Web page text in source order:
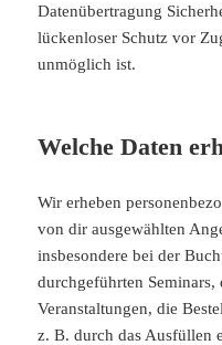
Datenübertragung
lückenloser Schutz vor
unmöglich ist.
Welche Daten
Wir erheben
von dir ausgewählten
insbesondere bei der
durchgeführten Seminars,
Veranstaltungen, die
z. B. durch das Ausfüllen